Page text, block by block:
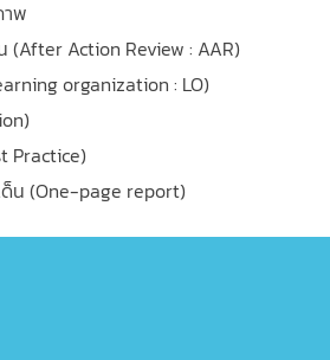
าพ
Action Review : AAR)
organization : LO)
Practice)
ด็น (One-page report)